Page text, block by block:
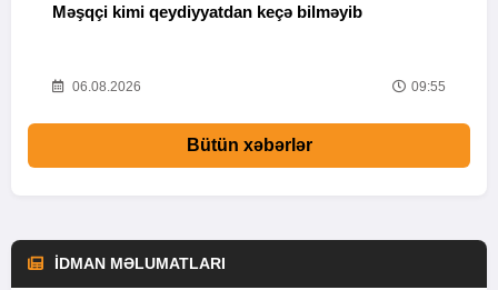
Məşqçi kimi qeydiyyatdan keçə bilməyib
06.08.2026 09:55
Bütün xəbərlər
İDMAN MƏLUMATLARI